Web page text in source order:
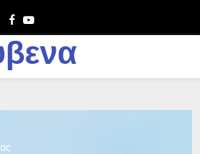
Facebook
Youtube